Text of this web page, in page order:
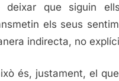
deixar que siguin
els seus
indirecta, no
és, justament, el